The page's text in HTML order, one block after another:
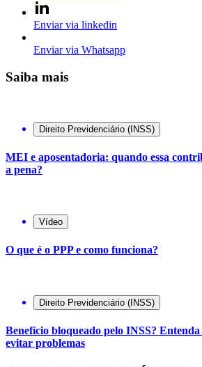
Enviar via linkedin
Enviar via Whatsapp
Saiba mais
Direito Previdenciário (INSS)
MEI e aposentadoria: quando essa
a pena?
Vídeo
O que é o PPP e como funciona?
Direito Previdenciário (INSS)
Benefício bloqueado pelo INSS? Entenda
evitar problemas